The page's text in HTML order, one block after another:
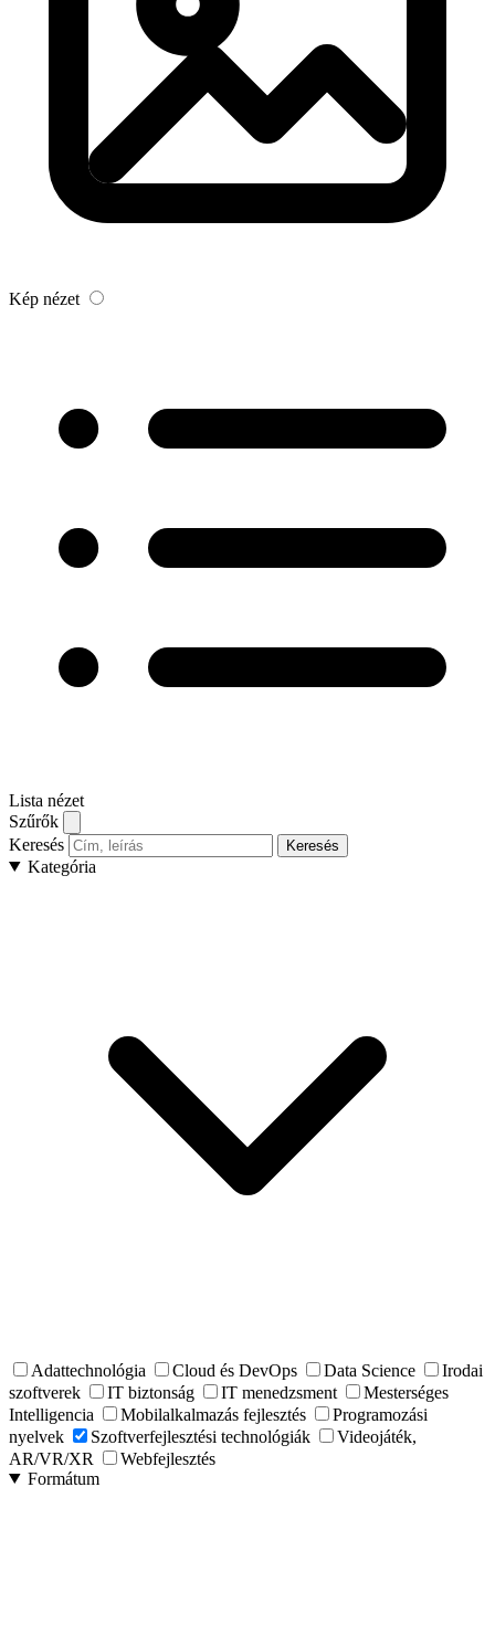
Kép nézet
Lista nézet
Szűrők
Keresés
Keresés
Kategória
Adattechnológia Cloud és DevOps Data Science
Irodai
szoftverek
IT biztonság IT menedzsment
Mesterséges
Intelligencia
Mobilalkalmazás fejlesztés
Programozási
nyelvek
Szoftverfejlesztési technológiák
Videojáték,
AR/VR/XR
Webfejlesztés
Formátum